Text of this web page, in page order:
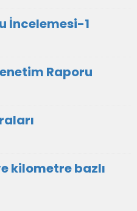
İncelemesi-1
Raporu
kilometre bazlı